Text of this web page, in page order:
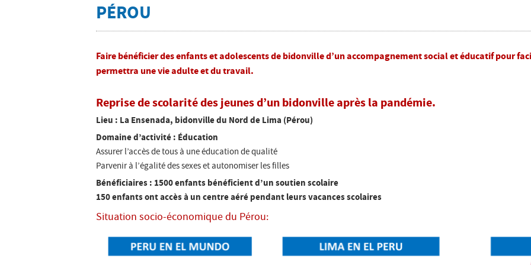
LIEU:
PÉROU
Faire bénéficier des enfants et adolescents de bidonville d’un accompagnement social et éducatif pour
permettra une vie adulte et du travail.
Reprise de scolarité des jeunes d’un bidonville après la pandémie.
Lieu : La Ensenada, bidonville du Nord de Lima (Pérou)
Domaine d’activité : Éducation
Assurer l’accès de tous à une éducation de qualité
Parvenir à l’égalité des sexes et autonomiser les filles
Bénéficiaires : 1500 enfants bénéficient d’un soutien scolaire
150 enfants ont accès à un centre aéré pendant leurs vacances scolaires
Situation socio-économique du Pérou: